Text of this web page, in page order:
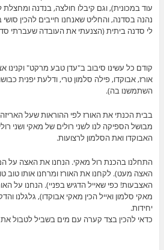
עוד במכונית), וגם קיבלו חולצה, בנדנה
נהנה בסדנה, והחליט שאנחנו חייבים להכין
לי סדנה ביתית (הצנעתי את העובדה שעברתי
קודם כל עשינו סיבוב ב"עדן טבע מרקט" וקנינו
אורז, אבוקדו, פילה סלמון טרי, ודלעת יפנית
השתמשנו בה).
בבית הכנתי את האורז לפי ההוראות שעל
מבושל הספיקה לנו לשני רולים של מאקי ושני
האבוקדו ואת הסלמון לרצועות.
התחלנו בהכנת רול מאקי. הנחנו את האצה על
האצה מעט). לקחנו את האורז ומרחנו אותו טוב
האצבעות! כפי שאייל הדגיש בפניי). הנחנו על
יחידות.
כדאי להכין בצד קערה עם מים בשביל לטבול